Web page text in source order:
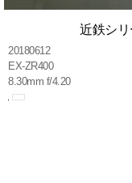
近鉄シ
20180612
EX-ZR400
8.30mm f/4.20